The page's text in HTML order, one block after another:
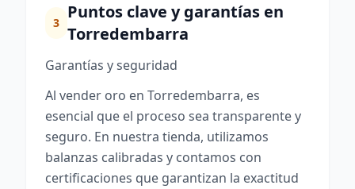
3
Puntos clave y garantías en
Torredembarra
Garantías y seguridad
Al vender oro en Torredembarra, es
esencial que el proceso sea transparente y
seguro. En nuestra tienda, utilizamos
balanzas calibradas y contamos con
certificaciones que garantizan la exactitud